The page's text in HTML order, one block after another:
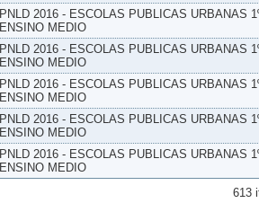
PNLD 2016 - ESCOLAS PUBLICAS URBANAS
ENSINO MEDIO
PNLD 2016 - ESCOLAS PUBLICAS URBANAS
ENSINO MEDIO
PNLD 2016 - ESCOLAS PUBLICAS URBANAS
ENSINO MEDIO
PNLD 2016 - ESCOLAS PUBLICAS URBANAS
ENSINO MEDIO
PNLD 2016 - ESCOLAS PUBLICAS URBANAS
ENSINO MEDIO
613